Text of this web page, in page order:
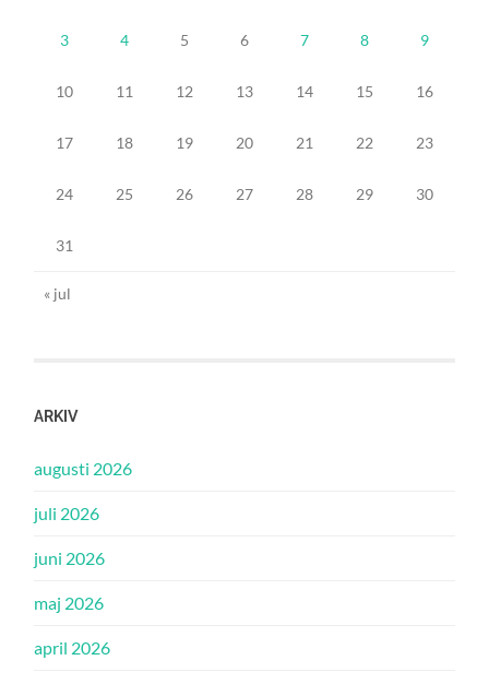
3 4 5 6 7 8 9
10 11 12 13 14 15 16
17 18 19 20 21 22 23
24 25 26 27 28 29 30
31
« jul
ARKIV
augusti 2026
juli 2026
juni 2026
maj 2026
april 2026